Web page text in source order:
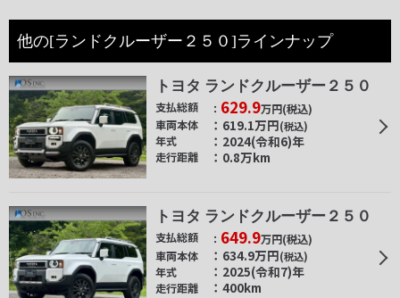
他の[ランドクルーザー２５０]ラインナップ
トヨタ ランドクルーザー２５０
支払総額 629.9万円(税込)
車両本体
619.1万円(税込)
年式 2024(令和6)年
走行距離 0.8万km
トヨタ ランドクルーザー２５０
支払総額 649.9万円(税込)
車両本体
634.9万円(税込)
年式 2025(令和7)年
走行距離 400km